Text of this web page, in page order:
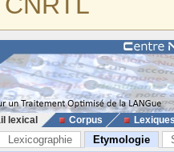
lexical Corpus
Lexicographie Etymologie